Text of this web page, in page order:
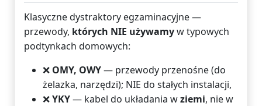
Klasyczne dystraktory egzaminacyjne —
przewody, których NIE używamyw typowych
podtynkach domowych:
❌ OMY, OWY— przewody przenośne (do
żelazka, narzędzi); NIE do stałych instalacji,
❌YKY— kabel do układania wziemi, nie w